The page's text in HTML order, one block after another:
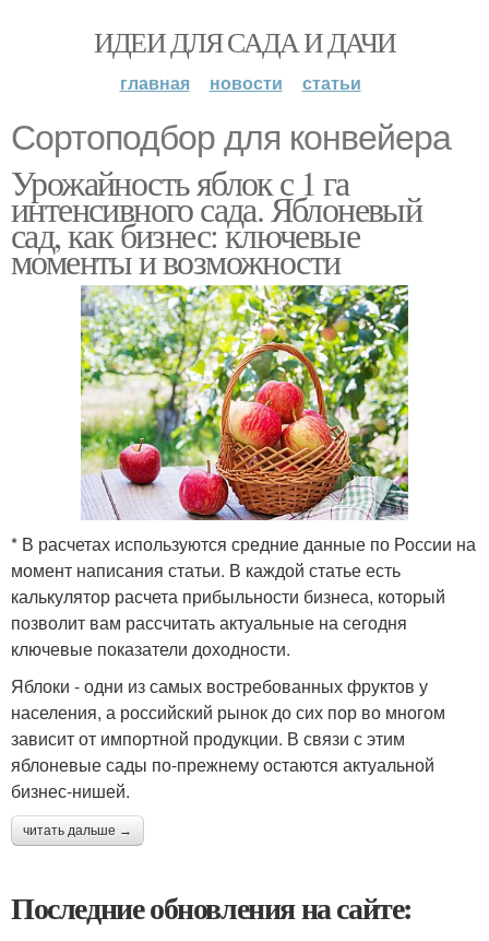
ИДЕИ ДЛЯ САДА И ДАЧИ
главная новости статьи
Сортоподбор для конвейера
Урожайность яблок с 1 га
интенсивного сада. Яблоневый
сад, как бизнес: ключевые
моменты и возможности
* В расчетах используются средние данные по России на
момент написания статьи. В каждой статье есть
калькулятор расчета прибыльности бизнеса, который
позволит вам рассчитать актуальные на сегодня
ключевые показатели доходности.
Яблоки - одни из самых востребованных фруктов у
населения, а российский рынок до сих пор во многом
зависит от импортной продукции. В связи с этим
яблоневые сады по-прежнему остаются актуальной
бизнес-нишей.
читать дальше →
Последние обновления на сайте: